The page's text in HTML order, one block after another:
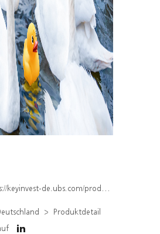
de.ubs.com/produkt/detail/index/isin/DE000WA7Z7G4
Produktdetail